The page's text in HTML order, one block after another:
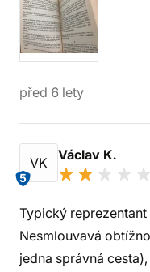
před 6 lety
VK
5
Václav K.
Typický reprezentant
Nesmlouvavá
jedna správná